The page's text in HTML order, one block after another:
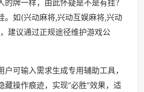
的牌一样，由此怀疑是不是有挂？
。如(兴动麻将,兴动互娱麻将,兴动
建议通过正规途径维护游戏公
户可输入需求生成专用辅助工具，
藏操作痕迹，实现“必胜”效果，适